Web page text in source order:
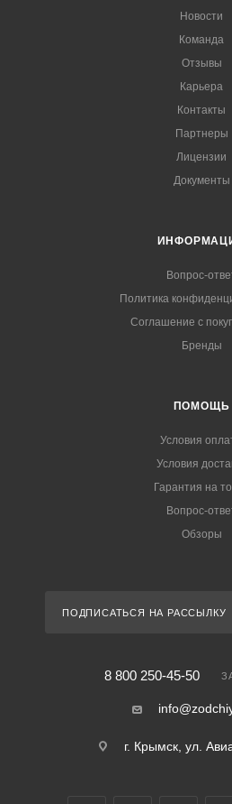
Новости
Команда
Отзывы
Карьера
Контакты
Партнеры
Лицензии
Документы
Вопрос-
Политика
Соглашение с
Бренды
ПОМОЩЬ
Условия
Условия
Гарантия на
Вопрос-
Обзоры
ПОДПИСАТЬСЯ НА РАССЫЛКУ
8 800 250-45-50
г. Крымск, ул.